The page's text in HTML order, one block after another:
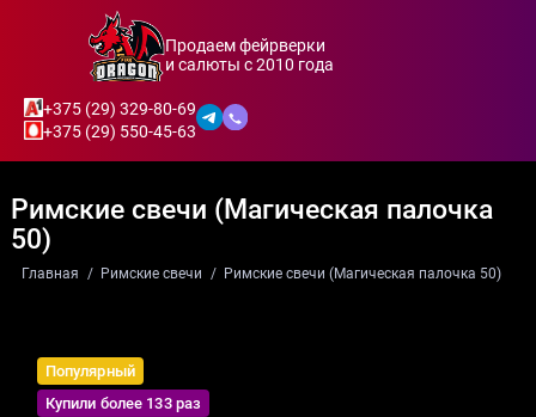
Продаем фейрверки
и салюты с 2010 года
+375 (29) 329-80-69
+375 (29) 550-45-63
Римские свечи (Магическая палочка
50)
Главная Римские свечи Римские свечи (Магическая палочка 50)
Популярный
Купили более 133 раз